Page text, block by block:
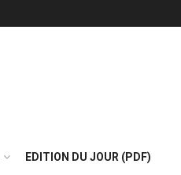
EDITION DU JOUR (PDF)